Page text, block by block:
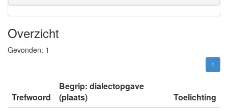
Overzicht
Gevonden: 1
1
Trefwoord
Begrip: dialectopgave
(plaats)
Toelichting